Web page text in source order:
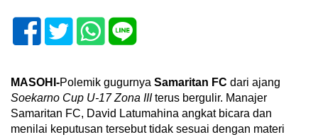
MASOHI-Polemik gugurnya Samaritan FC dari ajang
Soekarno Cup U-17 Zona IIIterus bergulir. Manajer
Samaritan FC, David Latumahina angkat bicara dan
menilai keputusan tersebut tidak sesuai dengan materi